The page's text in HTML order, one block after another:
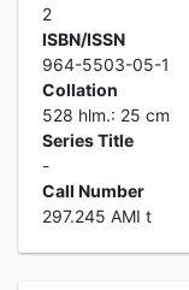
2
ISBN/ISSN
964-5503-05-1
Collation
528 hlm.: 25 cm
Series Title
-
Call Number
297.245 AMI t